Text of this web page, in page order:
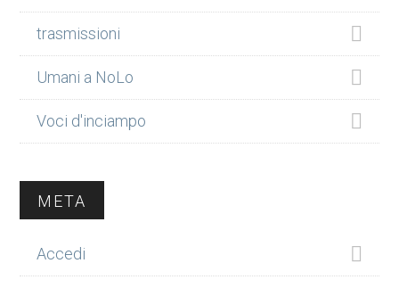
trasmissioni
Umani a NoLo
Voci d'inciampo
META
Accedi